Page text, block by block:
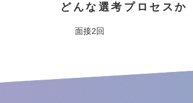
どんな選考プロセスか
面接2回